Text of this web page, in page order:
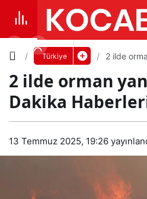
Türkiye
2 ilde
2 ilde orman
Dakika
13 Temmuz 2025, 19:26
2 ilde
Boyutunu
Dev